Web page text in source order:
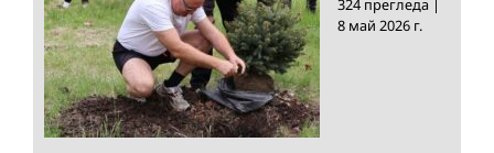
8 май 2026 г.